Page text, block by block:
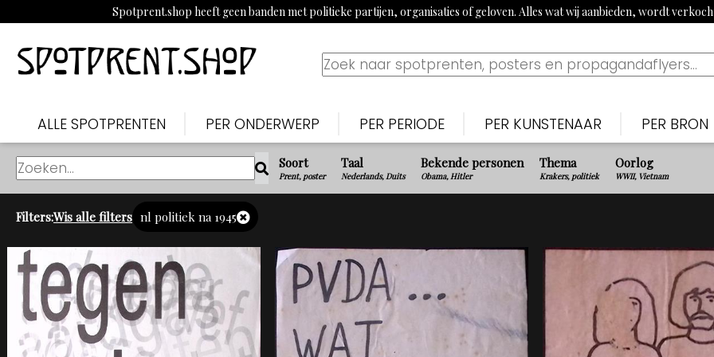
Spotprent.shop heeft geen banden met politieke partijen, organisaties of geloven. Alles wat wij aanbieden, wordt
ALLE SPOTPRENTEN PER ONDERWERP PER PERIODE
Bekijk tijdslijn
1900-1915: Begin 20e eeuw
1920-1939: Aanloop Tweede Wereldoorlog
1940-1945: Tweede Wereldoorlog
1960s: Propaganda uit China
1970-1980: Activistisch jaren 70 & 80
PER KUNSTENAAR
Nederlands
Piet van der Hem
Willy Sluiter
Tjerk Bottema
George van Raemdonck
PER BRON
Nederlands
De
Vrijheid,
Paraat
Uiltje
Soort
Prent, poster
Taal
Nederlands, Duits
Bekende personen
Obama, Hitler
Thema
Krakers, politiek
Oorlog
WWII, Vietnam
Filters:Wis alle filters nl politiek na 1945